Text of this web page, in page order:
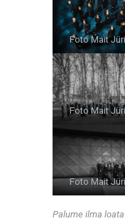
Foto Mait
Foto Mait
Foto Mait
Palume ilma